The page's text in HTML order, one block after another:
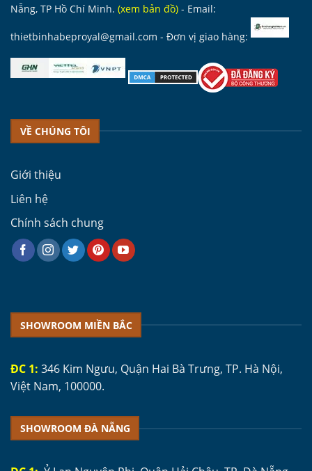
Nẵng, TP Hồ Chí Minh. (xem bản đồ) - Email:
thietbinhabeproyal@gmail.com - Đơn vị giao hàng:
VỀ CHÚNG TÔI
Giới thiệu
Liên hệ
Chính sách chung
SHOWROOM MIỀN BẮC
ĐC 1: 346 Kim Ngưu, Quận Hai Bà Trưng, TP. Hà Nội,
Việt Nam, 100000.
SHOWROOM ĐÀ NẴNG